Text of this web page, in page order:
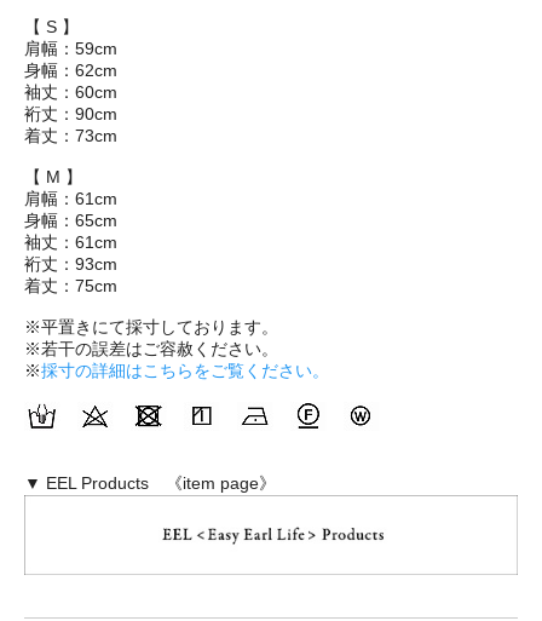
【 S 】
肩幅：59cm
身幅：62cm
袖丈：60cm
裄丈：90cm
着丈：73cm
【 M 】
肩幅：61cm
身幅：65cm
袖丈：61cm
裄丈：93cm
着丈：75cm
※平置きにて採寸しております。
※若干の誤差はご容赦ください。
※採寸の詳細はこちらをご覧ください。
▼ EEL Products 《item page》